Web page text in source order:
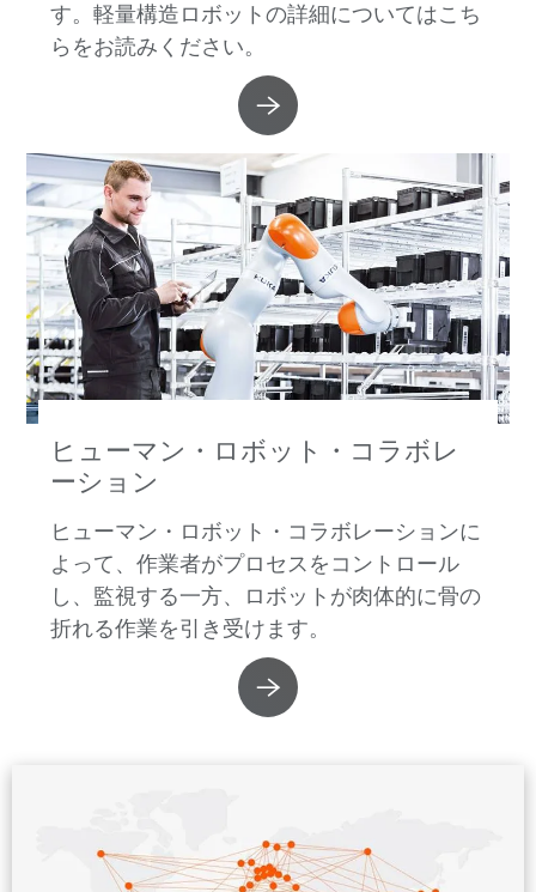
す。軽量構造ロボットの詳細についてはこち
らをお読みください。
ヒューマン・ロボット・コラボレ
ーション
ヒューマン・ロボット・コラボレーションに
よって、作業者がプロセスをコントロール
し、監視する一方、ロボットが肉体的に骨の
折れる作業を引き受けます。